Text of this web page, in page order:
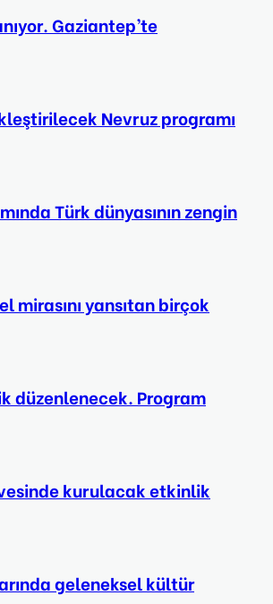
Gaziantep’te
Nevruz programı
Türk dünyasının zengin
mirasını yansıtan birçok
düzenlenecek. Program
kurulacak etkinlik
geleneksel kültür